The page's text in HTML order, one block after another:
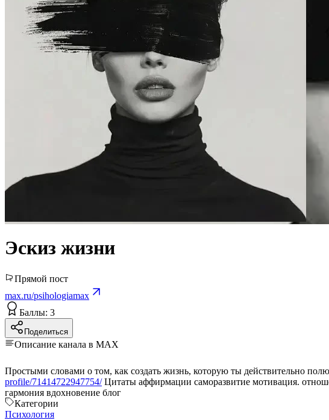
Эскиз жизни
Прямой пост
max.ru/psihologiamax
Баллы: 3
Поделиться
Описание канала в MAX
profile/71414722947754/Цитаты аффирмации саморазвитие мотивация. отношения осознанность личностный рост мысли дня любовь к себе эмоциональный самооценка ментальное здоровье
гармония вдохновение блог
Категории
Психология